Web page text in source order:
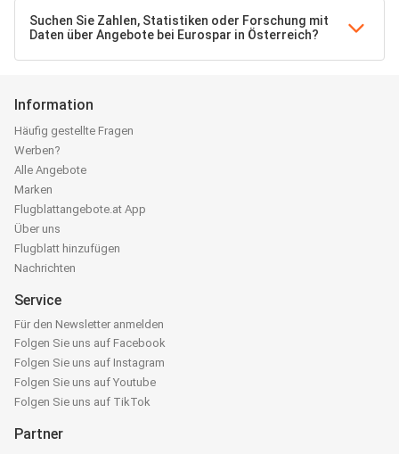
Suchen Sie Zahlen, Statistiken oder Forschung mit
Daten über Angebote bei Eurospar in Österreich?
Information
Häufig gestellte Fragen
Werben?
Alle Angebote
Marken
Flugblattangebote.at App
Über uns
Flugblatt hinzufügen
Nachrichten
Service
Für den Newsletter anmelden
Folgen Sie uns auf Facebook
Folgen Sie uns auf Instagram
Folgen Sie uns auf Youtube
Folgen Sie uns auf TikTok
Partner